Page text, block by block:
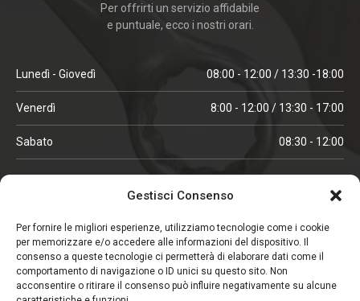
Gestisci Consenso
Per fornire le migliori esperienze, utilizziamo tecnologie come i cookie
per memorizzare e/o accedere alle informazioni del dispositivo. Il
consenso a queste tecnologie ci permetterà di elaborare dati come il
comportamento di navigazione o ID unici su questo sito. Non
acconsentire o ritirare il consenso può influire negativamente su alcune
Per offrirti un servizio affidabile
e puntuale, ecco i nostri orari.
Lunedì - Giovedì 08:00 - 12:00 / 13:30 -18:00
Venerdì 8:00 - 12:00 / 13:30 - 17:00
Sabato 08:30 - 12:00
ORARI IN ALTA STAGIONE
Lunedì - Venerdì 08:00 - 12:00 / 13:30 -18:00
Sabato 08:00 - 12:00